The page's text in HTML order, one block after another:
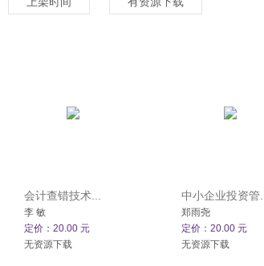
会计查错技术...
李 敏
定价：20.00 元
无资源下载
中小企业投资管...
郑雨尧
定价：20.00 元
无资源下载